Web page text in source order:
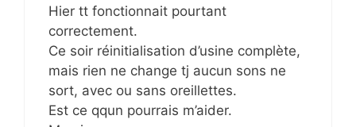
Hier tt fonctionnait pourtant
correctement.
Ce soir réinitialisation d’usine complète,
mais rien ne change tj aucun sons ne
sort, avec ou sans oreillettes.
Est ce qqun pourrais m’aider.